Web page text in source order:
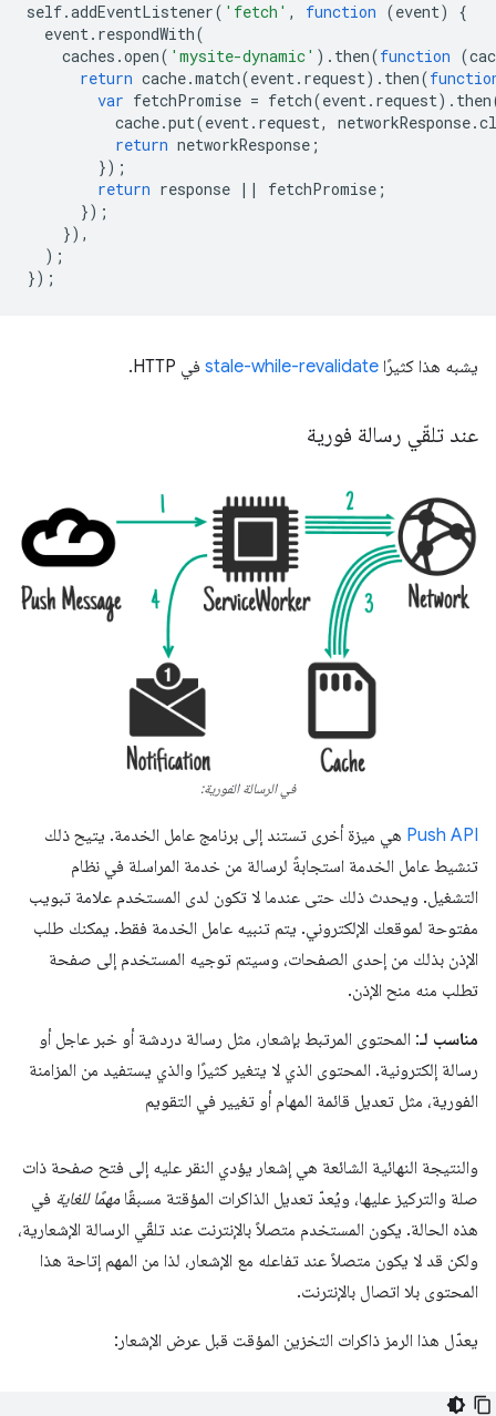
self.addEventListener( 'fetch' , function (event)
{
event. respondWith(
caches .open( 'mysite-dynamic' ). then(function (
return cache.match(event. request). then(
var fetchPromise = fetch(event. request). then
cache.put(event. request, networkResponse.
return networkResponse ;
});
return response || fetchPromise ;
});
}),
);
});
يشبه هذا كثيرًا stale-while-revalidate في HTTP.
عند تلقّي رسالة فورية
في الرسالة الفورية:
Push API هي ميزة أخرى تستند إلى برنامج عامل الخدمة. يتيح ذلك
تنشيط عامل الخدمة استجابةً لرسالة من خدمة المراسلة في نظام
التشغيل. ويحدث ذلك حتى عندما لا تكون لدى المستخدم علامة تبويب
مفتوحة لموقعك الإلكتروني. يتم تنبيه عامل الخدمة فقط. يمكنك طلب
الإذن بذلك من إحدى الصفحات، وسيتم توجيه المستخدم إلى صفحة
تطلب منه منح الإذن.
مناسب لـ: المحتوى المرتبط بإشعار، مثل رسالة دردشة أو خبر عاجل أو
رسالة إلكترونية. المحتوى الذي لا يتغير كثيرًا والذي يستفيد من المزامنة
الفورية، مثل تعديل قائمة المهام أو تغيير في التقويم
والنتيجة النهائية الشائعة هي إشعار يؤدي النقر عليه إلى فتح صفحة ذات
صلة والتركيز عليها، ويُعدّ تعديل الذاكرات المؤقتة مسبقًا مهمًا للغاية في
هذه الحالة. يكون المستخدم متصلاً بالإنترنت عند تلقّي الرسالة الإشعارية،
ولكن قد لا يكون متصلاً عند تفاعله مع الإشعار، لذا من المهم إتاحة هذا
المحتوى بلا اتصال بالإنترنت.
يعدّل هذا الرمز ذاكرات التخزين المؤقت قبل عرض الإشعار: